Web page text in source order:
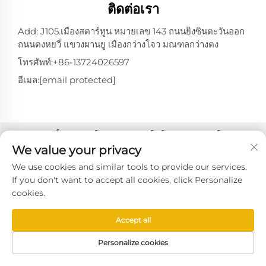
ติดต่อเรา
Add: J105.เมืองสตาร์ทูน หมายเลข 143 ถนนยิงซินตะวันออก
ถนนตงหยวี่ แขวงผานยู เมืองกว่างโจว มณฑลกว่างตง
โทรศัพท์:+86-13724026597
อีเมล:[email protected]
เจีย จำกัด -นโยบายความเป็นส่วนตัว
We value your privacy
We use cookies and similar tools to provide our services.
If you don't want to accept all cookies, click Personalize
cookies.
Personalize cookies
Accept all